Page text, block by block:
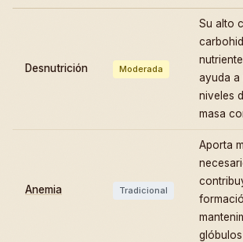
Desnutrición Moderada
Su alto
ayuda a
niveles
masa
Anemia Tradicional
Aporta